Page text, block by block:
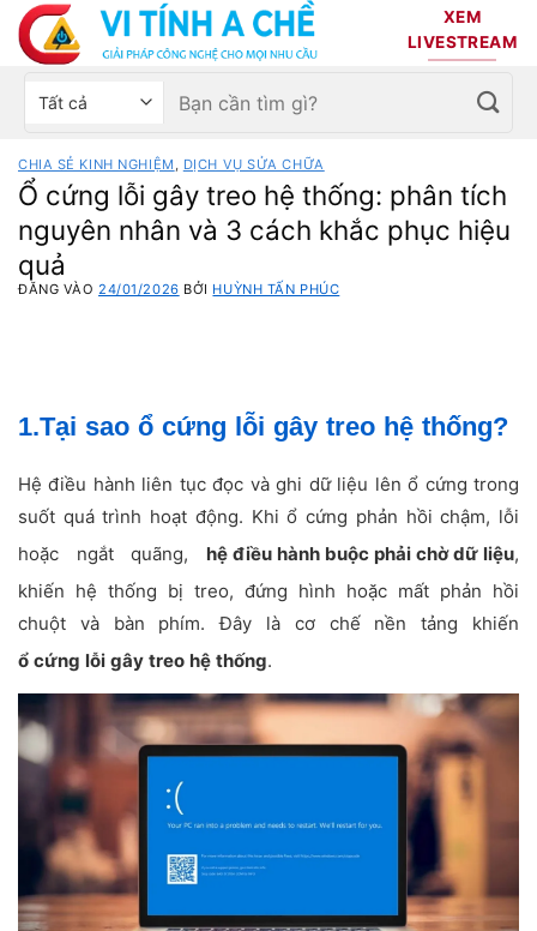
Bỏ
qua
nội
dung
XEM
LIVESTREAM
Chọn
sản
phẩm
Tìm
kiếm:
CHIA SẺ KINH NGHIỆM DỊCH VỤ SỬA CHỮA
Ổ cứng lỗi gây treo hệ thống: phân tích
nguyên nhân và 3 cách khắc phục hiệu
quả
ĐĂNG VÀO24/01/2026 BỞI HUỲNH TẤN PHÚC
1.Tại sao ổ cứng lỗi gây treo hệ thống?
Hệ điều hành liên tục đọc và ghi dữ liệu lên ổ cứng trong
suốt quá trình hoạt động. Khi ổ cứng phản hồi chậm, lỗi
hoặc ngắt quãng, hệ điều hành buộc phải chờ dữ liệu,
khiến hệ thống bị treo, đứng hình hoặc mất phản hồi
chuột và bàn phím. Đây là cơ chế nền tảng khiến
ổ cứng lỗi gây treo hệ thống.